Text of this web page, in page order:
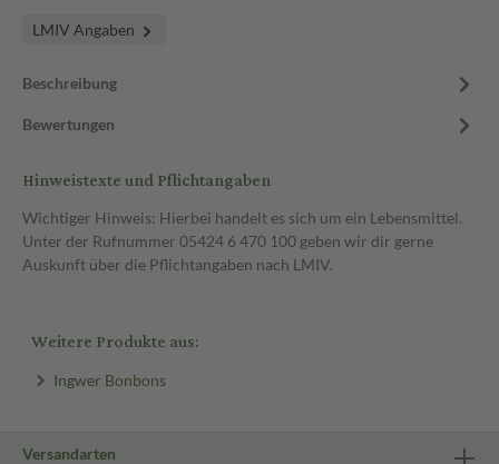
LMIV Angaben
Beschreibung
Bewertungen
Hinweistexte und Pflichtangaben
Wichtiger Hinweis: Hierbei handelt es sich um ein Lebensmittel.
Unter der Rufnummer 05424 6 470 100 geben wir dir gerne
Auskunft über die Pflichtangaben nach LMIV.
Weitere Produkte aus:
Ingwer Bonbons
Versandarten